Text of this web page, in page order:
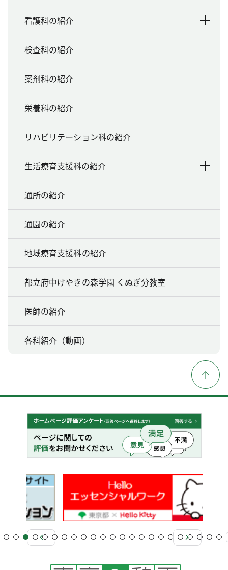
看護科の紹介
検査科の紹介
薬剤科の紹介
栄養科の紹介
リハビリテーション科の紹介
生活療育支援科の紹介
通所の紹介
通園の紹介
地域療育支援科の紹介
都立府中けやきの森学園 くぬぎ分教室
医師の紹介
各科紹介（動画）